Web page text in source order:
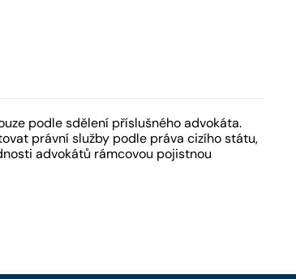
podle sdělení příslušného advokáta.
právní služby podle práva cizího státu,
advokátů rámcovou pojistnou